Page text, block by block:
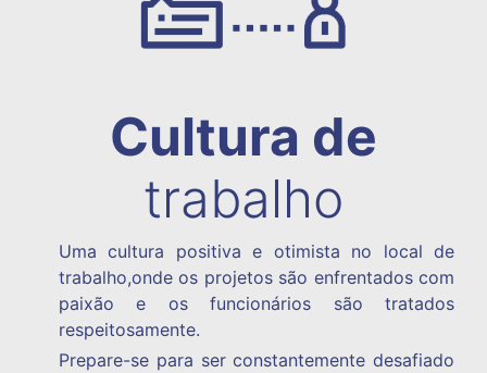
Cultura de
trabalho
Uma cultura positiva e otimista no local de
trabalho,onde os projetos são enfrentados com
paixão e os funcionários são tratados
respeitosamente.
Prepare-se para ser constantemente desafiado